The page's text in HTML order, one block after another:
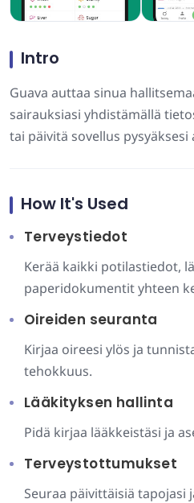
Intro
Guava auttaa sinua
sairauksiasi yhdistämällä
tai päivitä sovellus pysyäksesi
How It's Used
Terveystiedot
Kerää kaikki potilastiedot,
paperidokumentit yhteen
Oireiden seuranta
Kirjaa oireesi ylös ja
tehokkuus.
Lääkityksen hallinta
Pidä kirjaa lääkkeistäsi ja
Terveystottumukset
Seuraa päivittäisiä tapojasi